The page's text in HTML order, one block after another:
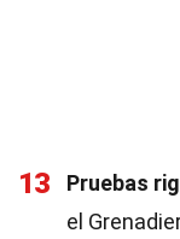
13 Pruebas
el